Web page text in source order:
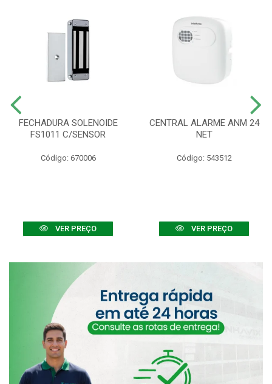
FECHADURA SOLENOIDE
FS1011 C/SENSOR
Código: 670006
VER PREÇO
CENTRAL ALARME ANM 24
NET
Código: 543512
VER PREÇO